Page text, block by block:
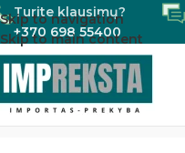
Skip to navigation
Skip to main content
Turite klausimų?
+370 698 55400